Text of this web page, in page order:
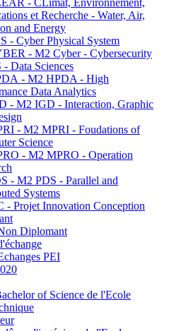
- CLimat, Environnement,
et Recherche - Water, Air,
and Energy
- Cyber Physical System
- M2 Cyber - Cybersecurity
Data Sciences
- M2 HPDA - High
Data Analytics
- M2 IGD - Interaction, Graphic
- M2 MPRI - Foudations of
Science
- M2 MPRO - Operation
- M2 PDS - Parallel and
Systems
- Projet Innovation Conception
Diplomant
PEI
of Science de l'Ecole